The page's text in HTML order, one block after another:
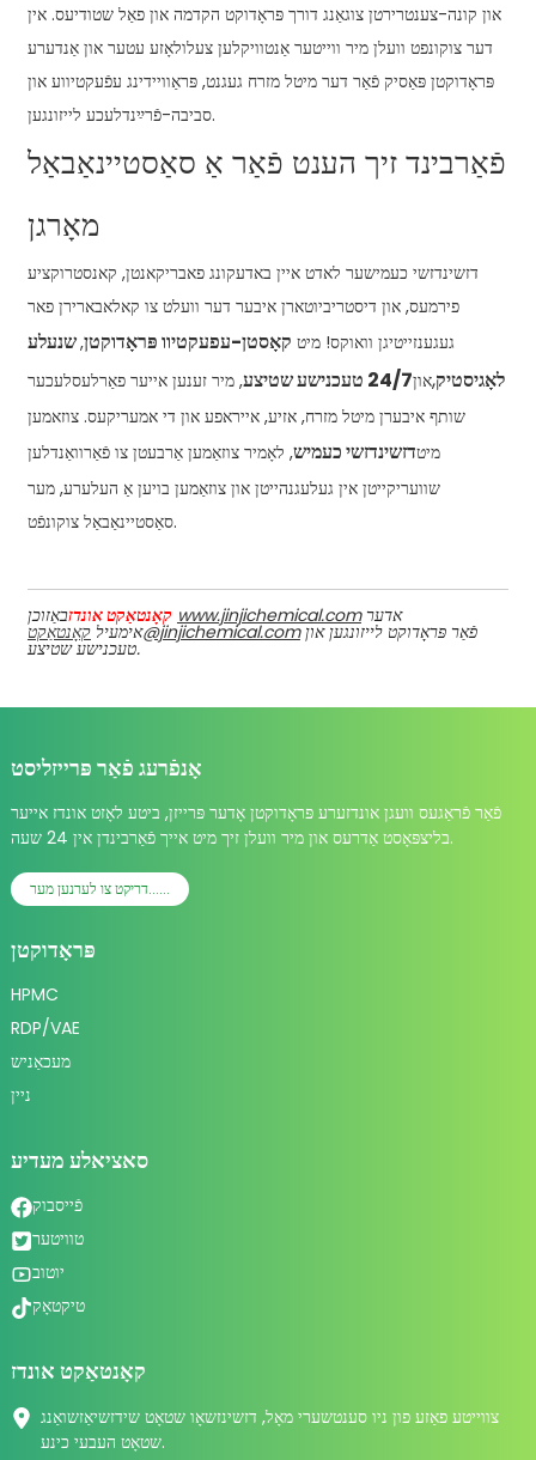
און קונה-צענטרירטן צוגאַנג דורך פּראָדוקט הקדמה און פאַל שטודיעס. אין
דער צוקונפט וועלן מיר ווייטער אַנטוויקלען צעלולאָזע עטער און אַנדערע
פּראָדוקטן פּאַסיק פֿאַר דער מיטל מזרח געגנט, פּראַוויידינג עפֿעקטיווע און
סביבה-פֿרײַנדלעכע לייזונגען.
פֿאַרבינד זיך הענט פֿאַר אַ סאַסטיינאַבאַל
מאָרגן
דזשינדזשי כעמישער לאדט איין באדעקונג פאבריקאנטן, קאנסטרוקציע
פירמעס, און דיסטריביוטארן איבער דער וועלט צו קאלאבארירן פאר
געגענזייטיגן וואוקס! מיט קאָסטן-עפעקטיוו פּראָדוקטן,שנעלע
לאָגיסטיק,און24/7 טעכנישע שטיצע
, מיר זענען אייער פאַרלעסלעכער
שותף איבערן מיטל מזרח, אזיע, אייראפע און די אמעריקעס. צוזאמען
מיטדזשינדזשי כעמיש, לאָמיר צוזאַמען אַרבעטן צו פֿאַרוואַנדלען
שוועריקייטן אין געלעגנהייטן און צוזאַמען בויען אַ העלערע, מער
סאַסטיינאַבאַל צוקונפֿט.
קאָנטאַקט אונדזבאַזוכן www.jinjichemical.com אדער
אימעיל קאָנטאַקט @jinjichemical.com פֿאַר פּראָדוקט לייזונגען און
טעכנישע שטיצע.
אָנפֿרעג פֿאַר פּרייזליסט
פֿאַר פֿראַגעס וועגן אונדזערע פּראָדוקטן אָדער פּרייזן, ביטע לאָזט אונדז אייער
בליצפּאָסט אַדרעס און מיר וועלן זיך מיט אייך פֿאַרבינדן אין 24 שעה.
דריקט צו לערנען מער......
פּראָדוקטן
HPMC
RDP/VAE
מעכאַניש
ניין
סאציאלע מעדיע
פֿייסבוק
טוויטער
יוטוב
טיקטאָק
קאָנטאַקט אונדז
צווייטע פאַזע פון ​​ניו סענטשערי מאָל, דזשינזשאָו שטאָט שידזשיאַזשואַנג
שטאָט העבעי כינע.